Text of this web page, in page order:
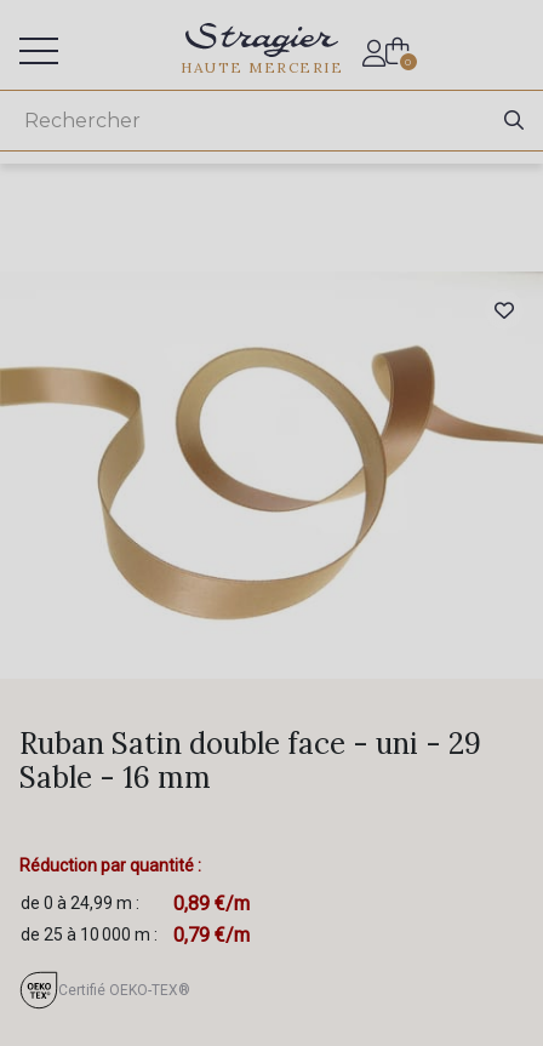
HAUTE MERCERIE 0
Ruban Satin double face - uni - 29
Sable - 16 mm
Réduction par quantité :
de 0 à 24,99 m :
0,89 €/m
de 25 à 10 000 m : 0,79 €/m
Certifié OEKO-TEX®